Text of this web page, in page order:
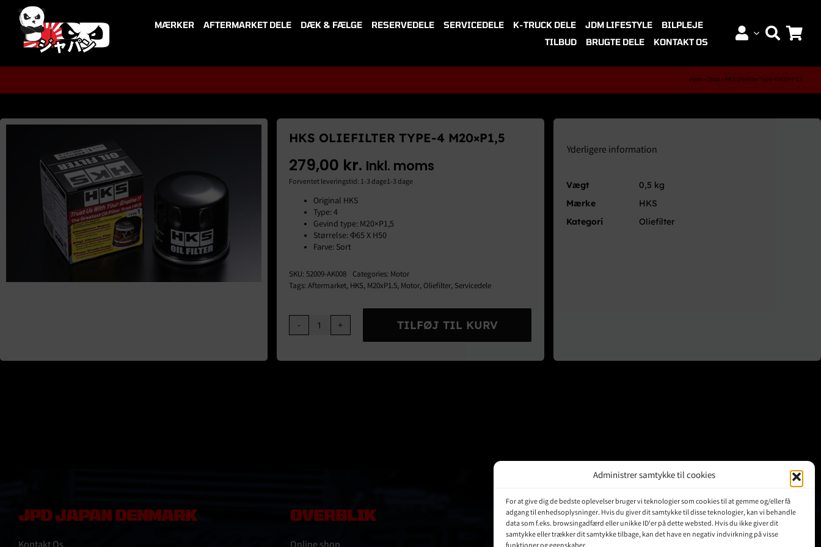
Administrer samtykke til cookies
For at give dig de bedste oplevelser bruger vi teknologier som cookies til at gemme og/eller få
adgang til enhedsoplysninger. Hvis du giver dit samtykke til disse teknologier, kan vi behandle
data som f.eks. browsingadfærd eller unikke ID'er på dette websted. Hvis du ikke giver dit
samtykke eller trækker dit samtykke tilbage, kan det have en negativ indvirkning på visse
content
MÆRKER AFTERMARKET DELE DÆK & FÆLGE RESERVEDELE SERVICEDELE K-TRUCK DELE JDM LIFESTYLE
BILPLEJE
TILBUD
BRUGTE DELE KONTAKT OS
Hjem » Shop » HKS Oliefilter Type-4 M20×P1,5
HKS OLIEFILTER TYPE-4 M20×P1,5
279,00 kr. Inkl. moms
Forventet leveringstid: 1-3 dage1-3 dage
Original HKS
Type: 4
Gevind type: M20×P1,5
Størrelse: Φ65 X H50
Farve: Sort
SKU: 52009-AK008 Categories: Motor
Tags: Aftermarket, HKS, M20xP1.5, Motor,Oliefilter, Servicedele
HKS
Type-
TILFØJ TIL KURV
Yderligere information
Vægt
0,5 kg
Mærke
HKS
Kategori
Oliefilter
JPD JAPAN DENMARK OVERBLIK KUNDER